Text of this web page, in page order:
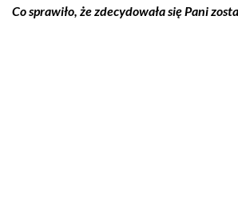
Co sprawiło, że zdecydowała się Pani